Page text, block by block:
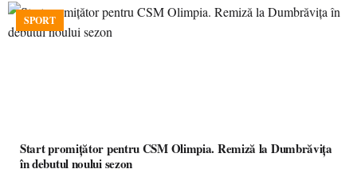
SPORT
Start promițător pentru CSM Olimpia. Remiză la Dumbrăvița
în debutul noului sezon